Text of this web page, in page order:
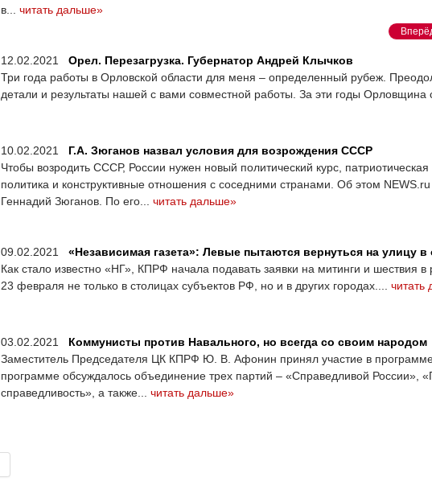
в... читать дальше»
12.02.2021 Орел. Перезагрузка. Губернатор Андрей Клычков
Три года работы в Орловской области для меня – определенный рубеж.
детали и результаты нашей с вами совместной работы. За эти годы Орловщина
10.02.2021 Г.А. Зюганов назвал условия для возрождения СССР
Чтобы возродить СССР, России нужен новый политический курс,
политика и конструктивные отношения с соседними странами. Об этом
Геннадий Зюганов. По его... читать дальше»
09.02.2021 «Независимая газета»: Левые пытаются вернуться на улицу
Как стало известно «НГ», КПРФ начала подавать заявки на митинги и шествия в
23 февраля не только в столицах субъектов РФ, но и в других городах.... читать
03.02.2021 Коммунисты против Навального, но всегда со своим народом
Заместитель Председателя ЦК КПРФ Ю. В. Афонин принял участие в
программе обсуждалось объединение трех партий – «Справедливой России»,
справедливость», а также... читать дальше»